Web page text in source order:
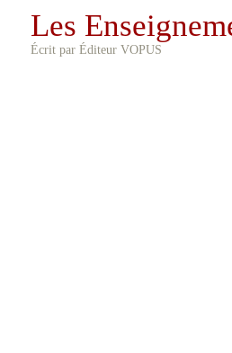
Les
Écrit par Éditeur VOPUS